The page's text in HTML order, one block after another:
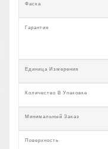
Фаска
Гарантия
Единица Измерения
Количество В Упаковке
Минимальный Заказ
Поверхность